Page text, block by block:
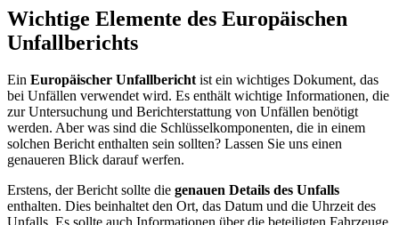
Wichtige Elemente des Europäischen
Unfallberichts
Ein Europäischer Unfallberichtist ein wichtiges Dokument, das
bei Unfällen verwendet wird. Es enthält wichtige Informationen, die
zur Untersuchung und Berichterstattung von Unfällen benötigt
werden. Aber was sind die Schlüsselkomponenten, die in einem
solchen Bericht enthalten sein sollten? Lassen Sie uns einen
genaueren Blick darauf werfen.
Erstens, der Bericht sollte die genauen Details des Unfalls
enthalten. Dies beinhaltet den Ort, das Datum und die Uhrzeit des